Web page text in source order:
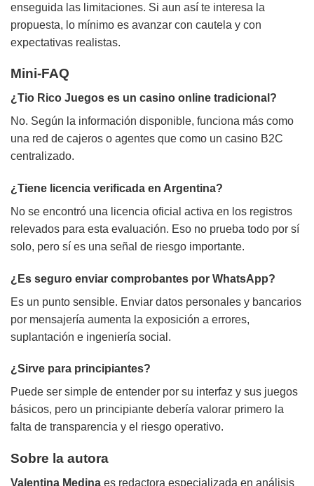
enseguida las limitaciones. Si aun así te interesa la
propuesta, lo mínimo es avanzar con cautela y con
expectativas realistas.
Mini-FAQ
¿Tio Rico Juegos es un casino online tradicional?
No. Según la información disponible, funciona más como
una red de cajeros o agentes que como un casino B2C
centralizado.
¿Tiene licencia verificada en Argentina?
No se encontró una licencia oficial activa en los registros
relevados para esta evaluación. Eso no prueba todo por sí
solo, pero sí es una señal de riesgo importante.
¿Es seguro enviar comprobantes por WhatsApp?
Es un punto sensible. Enviar datos personales y bancarios
por mensajería aumenta la exposición a errores,
suplantación e ingeniería social.
¿Sirve para principiantes?
Puede ser simple de entender por su interfaz y sus juegos
básicos, pero un principiante debería valorar primero la
falta de transparencia y el riesgo operativo.
Sobre la autora
Valentina Medina es redactora especializada en análisis